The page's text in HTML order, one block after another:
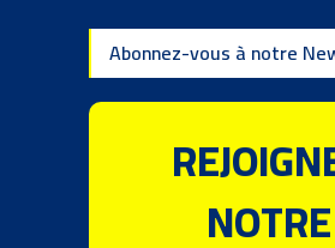
Abonnez-vous à notre
NOTRE